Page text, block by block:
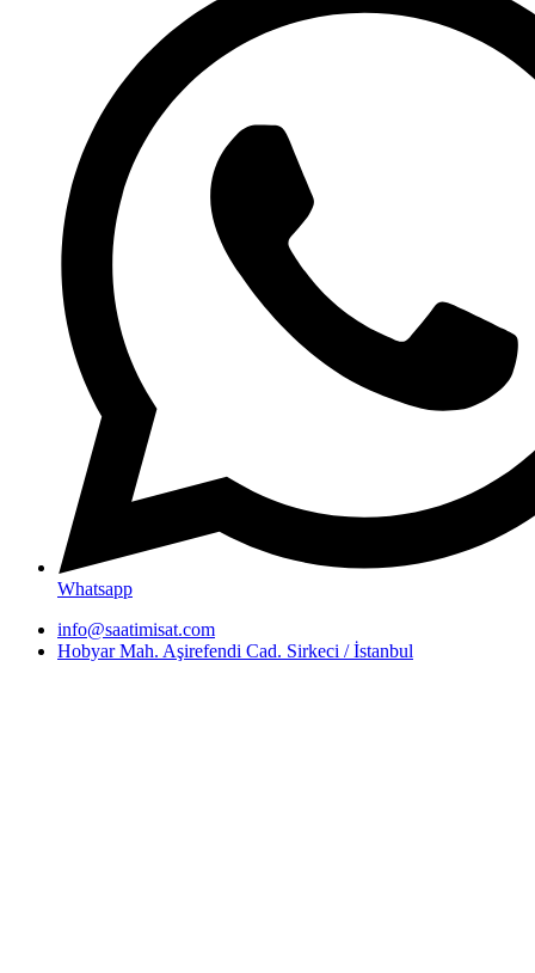
Whatsapp
info@saatimisat.com
Hobyar Mah. Aşirefendi Cad. Sirkeci / İstanbul